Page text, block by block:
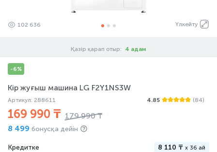
Үлкейту
102 636
Қазір қарап отыр: 4 адам
-6%
Кір жуғыш машина LG F2Y1NS3W
Артикул: 288611 4.85 (84)
169 990 ₸ 179 990 ₸
8 499 бонусқа дейін
Кредитке 8 110 ₸ x 36 ай